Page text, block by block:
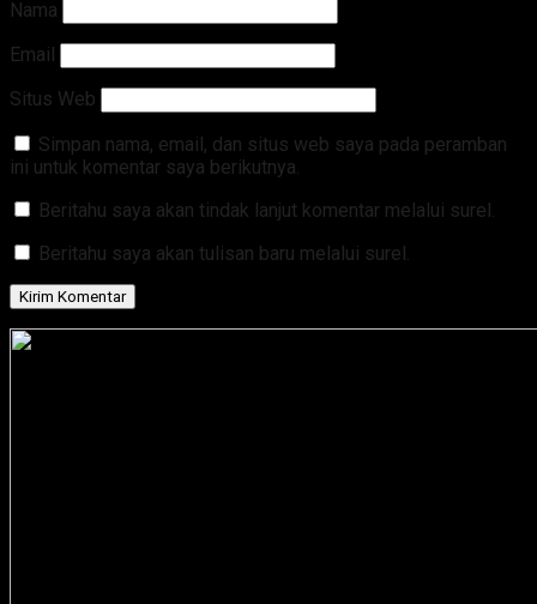
Nama
Email
Situs Web
Simpan nama, email, dan situs web saya pada peramban
ini untuk komentar saya berikutnya.
Beritahu saya akan tindak lanjut komentar melalui surel.
Beritahu saya akan tulisan baru melalui surel.